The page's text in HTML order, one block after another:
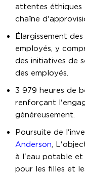
attentes éthiques
chaîne
Élargissement
employés, y
des initiatives de
des employés.
3 979 heures de
renforçant
généreusement.
Poursuite de
Anderson,
à l'eau potable et
pour les filles et